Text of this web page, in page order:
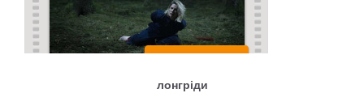
лонгріди